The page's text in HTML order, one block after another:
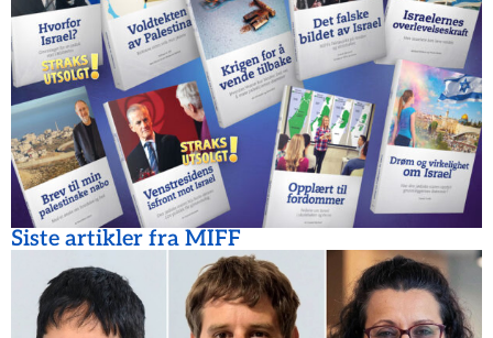
Siste artikler fra MIFF